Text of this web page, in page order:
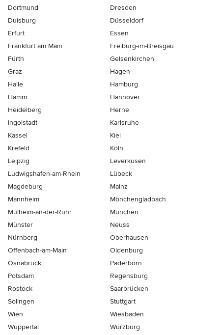
Dortmund
Dresden
Duisburg
Düsseldorf
Erfurt
Essen
Frankfurt am Main
Freiburg-im-Breisgau
Fürth
Gelsenkirchen
Graz
Hagen
Halle
Hamburg
Hamm
Hannover
Heidelberg
Herne
Ingolstadt
Karlsruhe
Kassel
Kiel
Krefeld
Köln
Leipzig
Leverkusen
Ludwigshafen-am-Rhein
Lübeck
Magdeburg
Mainz
Mannheim
Mönchen­gladbach
Mülheim-an-der-Ruhr
München
Münster
Neuss
Nürnberg
Oberhausen
Offenbach-am-Main
Oldenburg
Osnabrück
Paderborn
Potsdam
Regensburg
Rostock
Saarbrücken
Solingen
Stuttgart
Wien
Wiesbaden
Wuppertal
Würzburg